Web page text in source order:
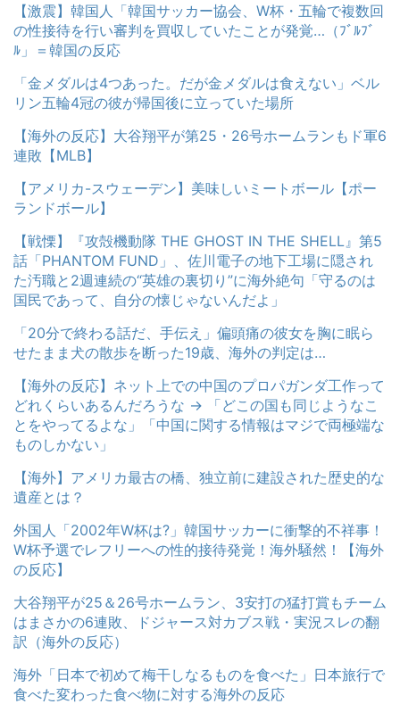
【激震】韓国人「韓国サッカー協会、W杯・五輪で複数回
の性接待を行い審判を買収していたことが発覚…（ﾌﾞﾙﾌﾞ
ﾙ」＝韓国の反応
「金メダルは4つあった。だが金メダルは食えない」ベル
リン五輪4冠の彼が帰国後に立っていた場所
【海外の反応】大谷翔平が第25・26号ホームランもド軍6
連敗【MLB】
【アメリカ-スウェーデン】美味しいミートボール【ポー
ランドボール】
【戦慄】『攻殻機動隊 THE GHOST IN THE SHELL』第5
話「PHANTOM FUND」、佐川電子の地下工場に隠され
た汚職と2週連続の“英雄の裏切り”に海外絶句「守るのは
国民であって、自分の懐じゃないんだよ」
「20分で終わる話だ、手伝え」偏頭痛の彼女を胸に眠ら
せたまま犬の散歩を断った19歳、海外の判定は…
【海外の反応】ネット上での中国のプロパガンダ工作って
どれくらいあるんだろうな → 「どこの国も同じようなこ
とをやってるよな」「中国に関する情報はマジで両極端な
ものしかない」
【海外】アメリカ最古の橋、独立前に建設された歴史的な
遺産とは？
外国人「2002年W杯は?」韓国サッカーに衝撃的不祥事！
W杯予選でレフリーへの性的接待発覚！海外騒然！【海外
の反応】
大谷翔平が25＆26号ホームラン、3安打の猛打賞もチーム
はまさかの6連敗、ドジャース対カブス戦・実況スレの翻
訳（海外の反応）
海外「日本で初めて梅干しなるものを食べた」日本旅行で
食べた変わった食べ物に対する海外の反応